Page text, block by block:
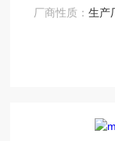
又具有便携式充
厂商性质：生产